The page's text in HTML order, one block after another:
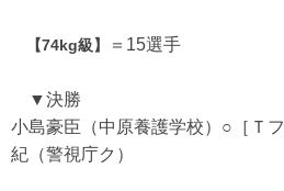
【74kg級】 ＝15選手
▼決勝
小島豪臣（中原養護学校）○［Ｔ
紀（警視庁ク）